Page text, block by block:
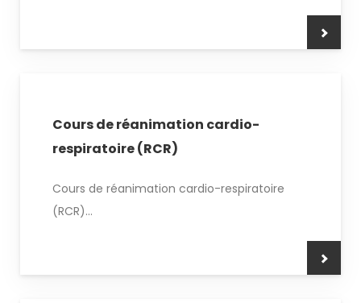
Cours de réanimation cardio-
respiratoire (RCR)
Cours de réanimation cardio-respiratoire
(RCR)...